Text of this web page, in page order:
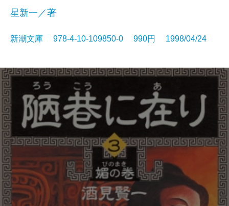
星新一／著
新潮文庫 978-4-10-109850-0 990円 1998/04/24